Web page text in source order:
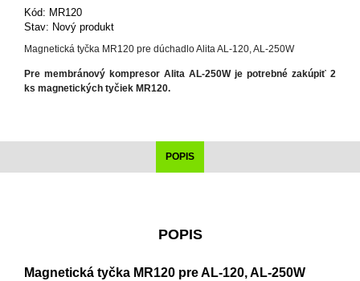
Kód: MR120
Stav: Nový produkt
Magnetická tyčka MR120 pre dúchadlo Alita AL-120, AL-250W
Pre membránový kompresor Alita AL-250W je potrebné zakúpiť 2
ks magnetických tyčiek MR120.
POPIS
POPIS
Magnetická tyčka MR120 pre AL-120, AL-250W